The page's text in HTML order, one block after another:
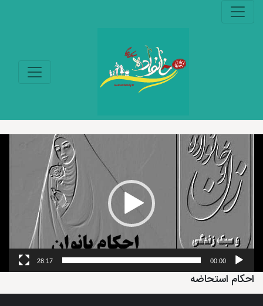
نمایشگر
ویدیو
00:00
28:17
احکام استحاضه